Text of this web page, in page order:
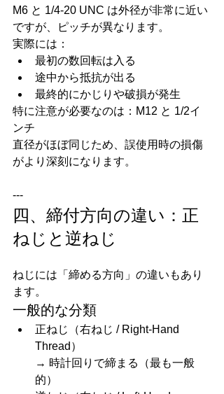
M6 と 1/4-20 UNC は外径が非常に近い
ですが、ピッチが異なります。
実際には：
最初の数回転は入る
途中から抵抗が出る
最終的にかじりや破損が発生
特に注意が必要なのは：M12 と 1/2イ
ンチ
直径がほぼ同じため、誤使用時の損傷
がより深刻になります。
---
四、締付方向の違い：正
ねじと逆ねじ
ねじには「締める方向」の違いもあり
ます。
一般的な分類
正ねじ（右ねじ / Right-Hand
Thread）
→ 時計回りで締まる（最も一般
的）